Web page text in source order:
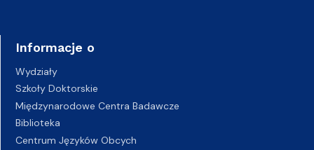
Informacje o
Wydziały
Szkoły Doktorskie
Międzynarodowe Centra Badawcze
Biblioteka
Centrum Języków Obcych